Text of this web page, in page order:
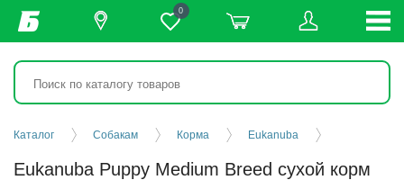
0
Каталог Собакам Корма Eukanuba
Eukanuba Puppy Medium Breed сухой корм